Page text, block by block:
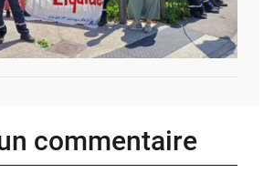
commentaire